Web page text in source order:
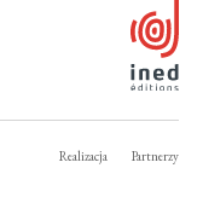
Realizacja Partnerzy